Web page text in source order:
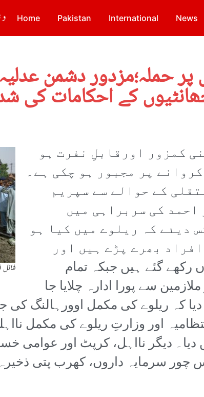
Home Pakistan International News
حملہ؛مزدور دشمن
کے احکامات کی
فائل
کمزور اورقابلِ نفرت ہو
پر مجبور ہو چکی ہے۔
کے حوالے سے سپریم
کی سربراہی میں
دیئے کہ ریلوے میں کیا ہو
بھرے پڑے ہیں اور
ملازمین کیوں رکھے گئے ہیں جبکہ تمام
کام بند پڑے ہوئے ہیں اور 10 ہزار ملازمین سے پورا ادارہ چلایا جا
ریلوے کی مکمل اوورہالنگ کی
اور وزارتِ ریلوے کی مکمل
دیگر نااہل، کرپٹ اور عوامی
سرمایہ داروں، کھرب پتی